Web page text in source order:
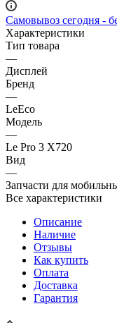
Самовывоз сегодня -
Характеристики
Тип товара
—
Дисплей
Бренд
—
LeEco
Модель
—
Le Pro 3 X720
Вид
—
Запчасти для
Все характеристики
Описание
Наличие
Отзывы
Как купить
Оплата
Доставка
Гарантия